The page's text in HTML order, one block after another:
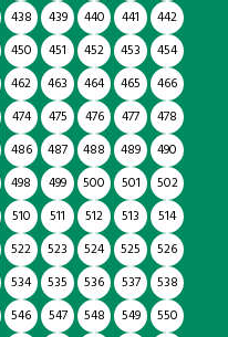
438 439 440 441
442
450 451 452 453
454
462 463 464 465
466
474 475 476 477
478
486 487 488 489
490
498 499 500 501
502
510 511 512 513
514
522 523 524 525
526
534 535 536 537
538
546 547 548 549
550